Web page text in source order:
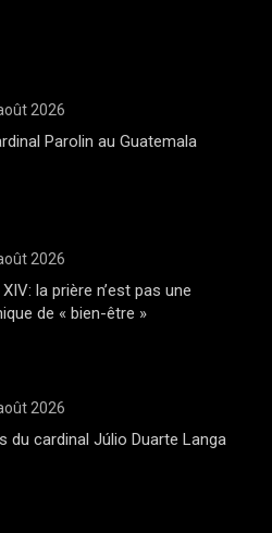
2026
Parolin au Guatemala
2026
la prière n’est pas une
de « bien-être »
2026
du cardinal Júlio Duarte Langa